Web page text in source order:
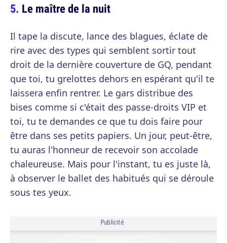
Le maître de la nuit
Il tape la discute, lance des blagues, éclate de
rire avec des types qui semblent sortir tout
droit de la dernière couverture de GQ, pendant
que toi, tu grelottes dehors en espérant qu'il te
laissera enfin rentrer. Le gars distribue des
bises comme si c'était des passe-droits VIP et
toi, tu te demandes ce que tu dois faire pour
être dans ses petits papiers. Un jour, peut-être,
tu auras l'honneur de recevoir son accolade
chaleureuse. Mais pour l'instant, tu es juste là,
à observer le ballet des habitués qui se déroule
sous tes yeux.
Publicité